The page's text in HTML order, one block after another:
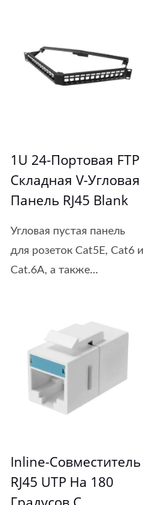
1U 24-Портовая FTP
Складная V-Угловая
Панель RJ45 Blank
Угловая пустая панель
для розеток Cat5E, Cat6 и
Cat.6A, а также...
Inline-Совместитель
RJ45 UTP На 180